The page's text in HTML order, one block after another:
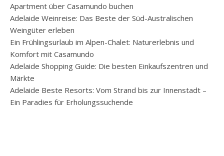
Apartment über Casamundo buchen
Adelaide Weinreise: Das Beste der Süd-Australischen
Weingüter erleben
Ein Frühlingsurlaub im Alpen-Chalet: Naturerlebnis und
Komfort mit Casamundo
Adelaide Shopping Guide: Die besten Einkaufszentren und
Märkte
Adelaide Beste Resorts: Vom Strand bis zur Innenstadt –
Ein Paradies für Erholungssuchende